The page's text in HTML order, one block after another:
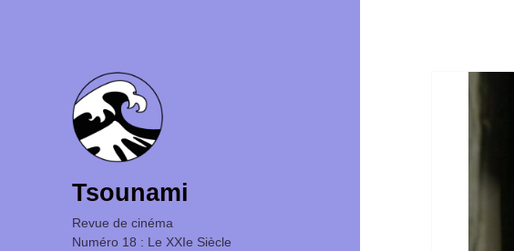
Tsounami
Revue de cinéma ‎ ‎ ‎ ‎ ‎ ‎ ‎ ‎ ‎ ‎ ‎ ‎ ‎ ‎ ‎ ‎ ‎ ‎ ‎ ‎ ‎ ‎ ‎ ‎ ‎ ‎
Numéro 18 : Le XXIe Siècle